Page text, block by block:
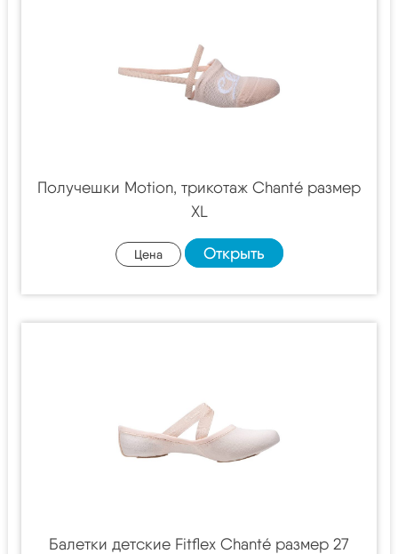
Получешки Motion, трикотаж Chanté размер
XL
Цена Открыть
Балетки детские Fitflex Chanté размер 27